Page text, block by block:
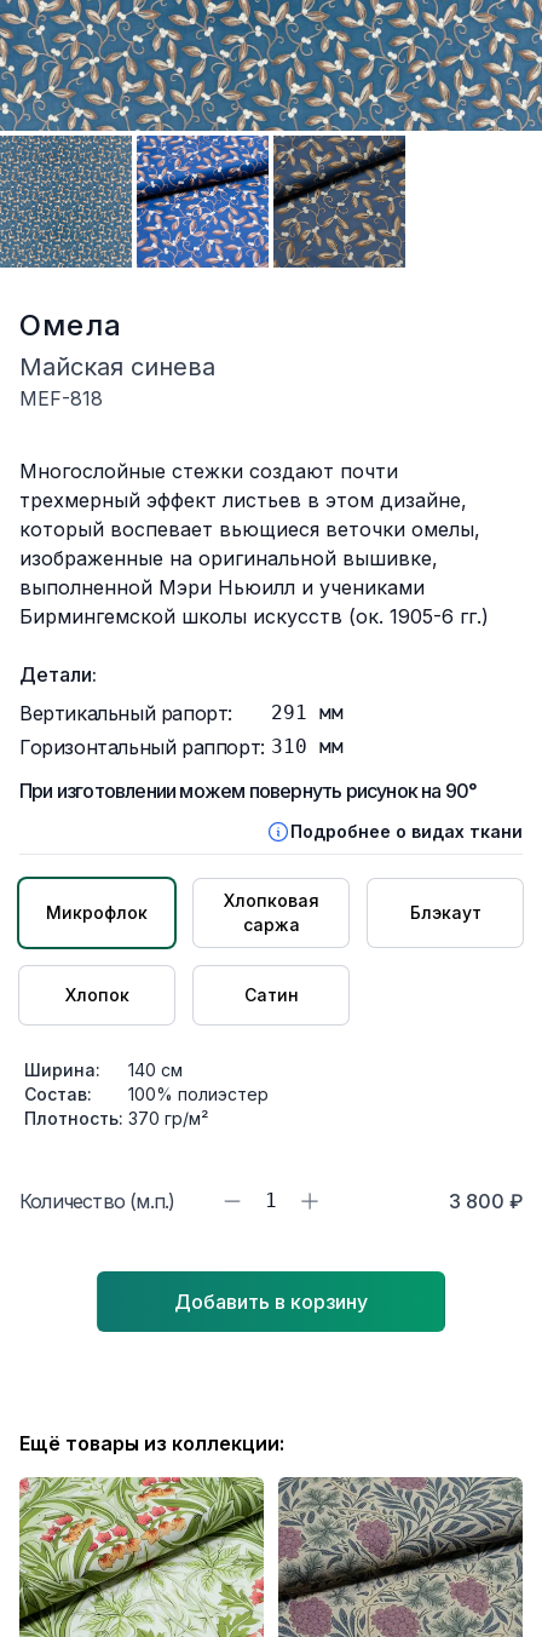
Омела
Майская синева
MEF-818
Описание
Многослойные стежки создают почти
трехмерный эффект листьев в этом дизайне,
который воспевает вьющиеся веточки омелы,
изображенные на оригинальной вышивке,
выполненной Мэри Ньюилл и учениками
Бирмингемской школы искусств (ок. 1905-6 гг.)
Детали:
Вертикальный рапорт:
291 мм
Горизонтальный раппорт: 310 мм
При изготовлении можем повернуть рисунок на 90°
Подробнее о видах ткани
Микрофлок
Хлопковая
саржа
Блэкаут
Хлопок Сатин
Ширина: 140 см
Состав:
100% полиэстер
Плотность: 370 гр/м²
Количество (м.п.) 1 3 800 ₽
Добавить в корзину
Ещё товары из коллекции: